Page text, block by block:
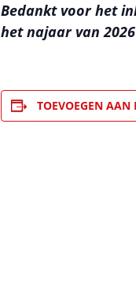
Bedankt voor het
het najaar van
TOEVOEGEN AAN